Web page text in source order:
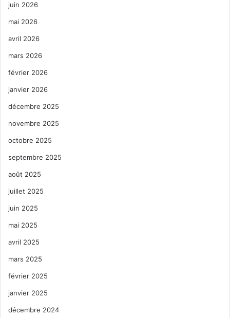
juin 2026
mai 2026
avril 2026
mars 2026
février 2026
janvier 2026
décembre 2025
novembre 2025
octobre 2025
septembre 2025
août 2025
juillet 2025
juin 2025
mai 2025
avril 2025
mars 2025
février 2025
janvier 2025
décembre 2024